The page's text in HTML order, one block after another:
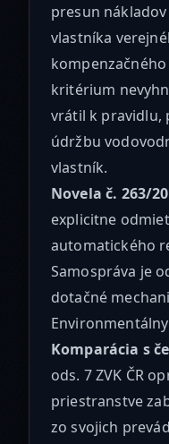
presun
vlastníka
kritérium
vrátil k pravidlu,
údržbu
vlastník.
Novela č. 263/
explicitne
automatického
Samospráva je
dotačné
Komparácia s
ods. 7 ZVK ČR
priestranstve
zo svojich